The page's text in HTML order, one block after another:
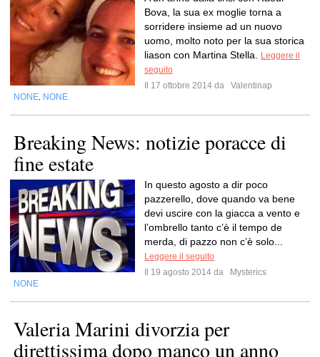
Bova, la sua ex moglie torna a
sorridere insieme ad un nuovo
uomo, molto noto per la sua storica
liason con Martina Stella.
Leggere il
seguito
Il 17 ottobre 2014 da
Valentinap
NONE NONE
Breaking News: notizie poracce di
fine estate
In questo agosto a dir poco
pazzerello, dove quando va bene
devi uscire con la giacca a vento e
l’ombrello tanto c’è il tempo de
merda, di pazzo non c’è solo...
Leggere il seguito
Il 19 agosto 2014 da
Mysterics
NONE
Valeria Marini divorzia per
direttissima dopo manco un anno